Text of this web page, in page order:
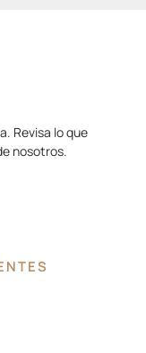
Revisa lo que
nosotros.